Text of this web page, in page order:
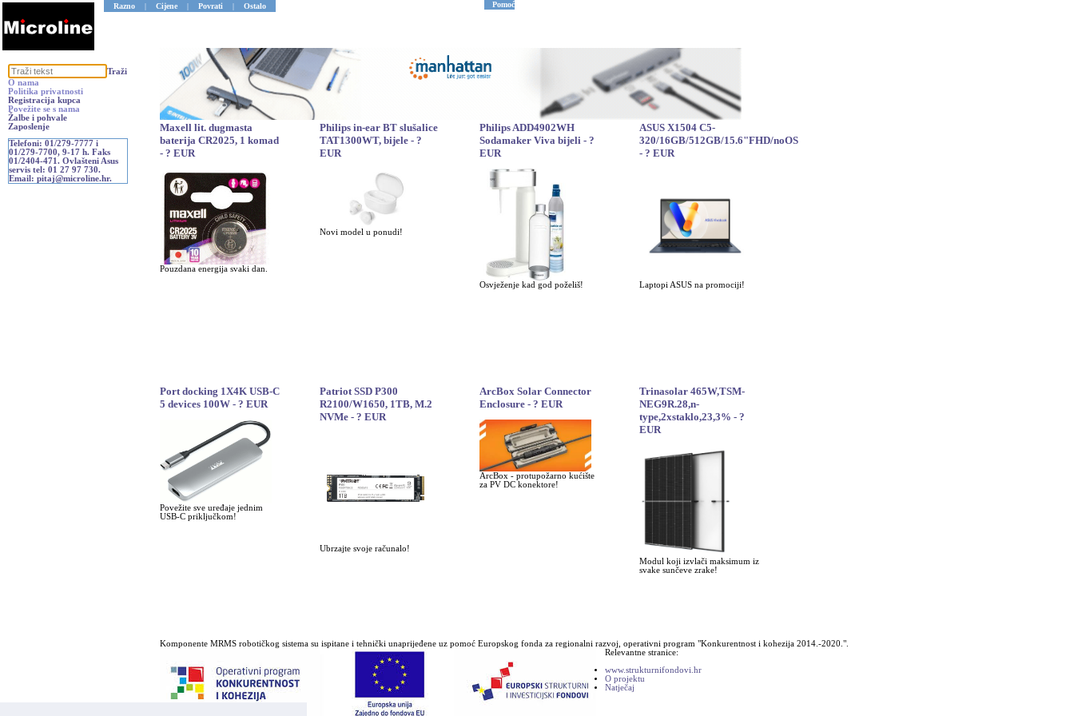
Razno | Cijene | Povrati | Ostalo Pomoć
Traži
O nama
Politika privatnosti
Registracija kupca
Povežite se s nama
Žalbe i pohvale
Zaposlenje
Telefoni: 01/279-7777 i
01/279-7700, 9-17 h. Faks
01/2404-471. Ovlašteni Asus
servis tel: 01 27 97 730.
Email: pitaj@microline.hr.
Maxell lit. dugmasta
baterija CR2025, 1 komad
- ? EUR
Pouzdana energija svaki dan.
Philips in-ear BT slušalice
TAT1300WT, bijele - ?
EUR
Novi model u ponudi!
Philips ADD4902WH
Sodamaker Viva bijeli - ?
EUR
Osvježenje kad god poželiš!
ASUS X1504 C5-
320/16GB/512GB/15.6"FHD/noOS
- ? EUR
Laptopi ASUS na promociji!
Port docking 1X4K USB-C
5 devices 100W - ? EUR
Povežite sve uređaje jednim
USB-C priključkom!
Patriot SSD P300
R2100/W1650, 1TB, M.2
NVMe - ? EUR
Ubrzajte svoje računalo!
ArcBox Solar Connector
Enclosure - ? EUR
ArcBox - protupožarno kućište
za PV DC konektore!
Trinasolar 465W,TSM-
NEG9R.28,n-
type,2xstaklo,23,3% - ?
EUR
Modul koji izvlači maksimum iz
svake sunčeve zrake!
Komponente MRMS robotičkog sistema su ispitane i tehnički unaprijeđene uz pomoć Europskog fonda za regionalni razvoj, operativni program "Konkurentnost i kohezija 2014.-2020.".
Relevantne stranice:
www.strukturnifondovi.hr
O projektu
Natječaj